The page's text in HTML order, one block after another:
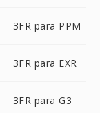
3FR para PPM
3FR para EXR
3FR para G3